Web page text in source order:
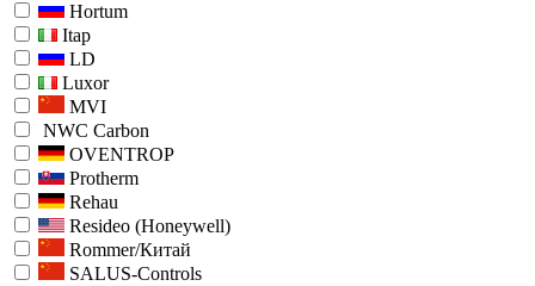
Hortum
Itap
LD
Luxor
MVI
NWC Carbon
OVENTROP
Protherm
Rehau
Resideo (Honeywell)
Rommer/Китай
SALUS-Controls